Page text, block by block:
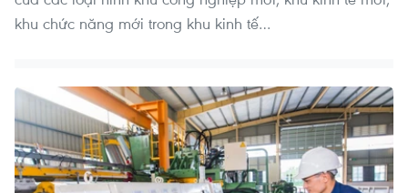
khu chức năng mới trong khu kinh tế…